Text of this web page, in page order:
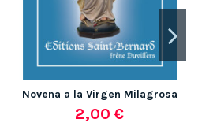
Novena a la Virgen Milagrosa
2,00 €